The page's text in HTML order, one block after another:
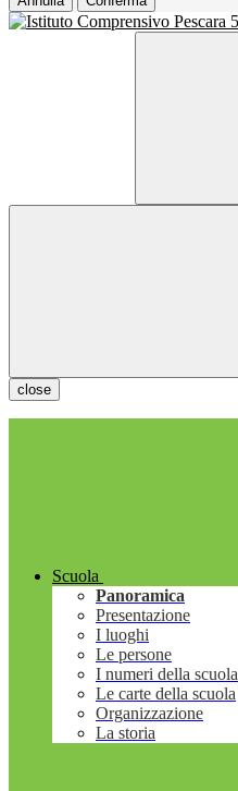
close
Scuola
Panoramica
Presentazione
I luoghi
Le persone
I numeri della scuola
Le carte della scuola
Organizzazione
La storia